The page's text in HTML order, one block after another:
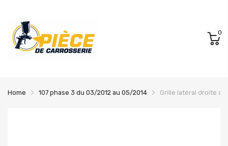
0
Home 107 phase 3 du 03/2012 au 05/2014 Grille latéral droite